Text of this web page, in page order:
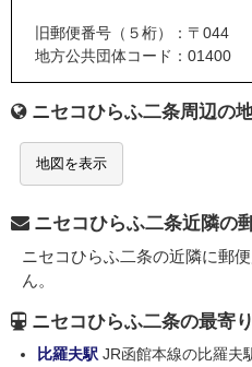
旧郵便番号（５桁）：〒044
地方公共団体コード：01400
ニセコひらふ二条周辺の
地図を表示
ニセコひらふ二条近隣の
ニセコひらふ二条の近隣に郵
ん。
ニセコひらふ二条の最寄
比羅夫駅 JR函館本線の比羅夫